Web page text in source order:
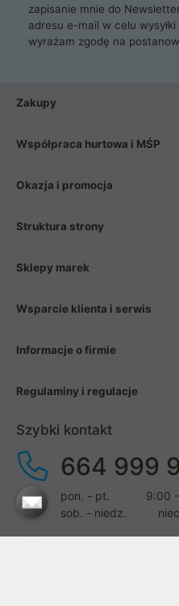
zapisanie mnie do
adresu e-mail w celu
wyrażam zgodę na
Zakupy
Współpraca hurtowa i MŚP
Okazja i promocja
Struktura strony
Sklepy marek
Wsparcie klienta i serwis
Informacje o firmie
Regulaminy i regulacje
Szybki kontakt
664 999
pon. - pt.
9:00
sob. - niedz.